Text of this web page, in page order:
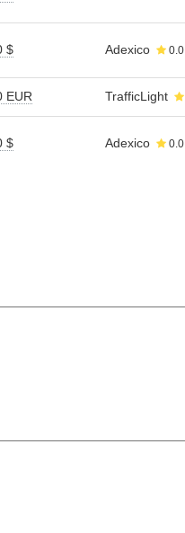
$ Adexico 0.0
EUR TrafficLight
$ Adexico 0.0